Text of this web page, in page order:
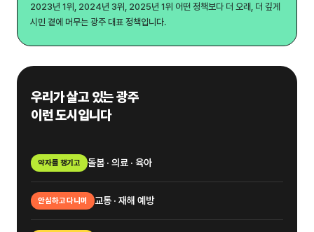
2023년 1위, 2024년 3위, 2025년 1위 어떤 정책보다 더 오래, 더 깊게
시민 곁에 머무는 광주 대표 정책입니다.
우리가 살고 있는 광주
이런 도시입니다
약자를 챙기고 돌봄 · 의료 · 육아
안심하고 다니며 교통 · 재해 예방